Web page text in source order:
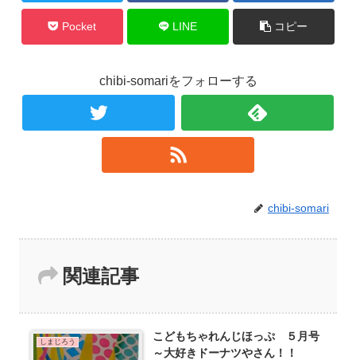
Pocket LINE コピー
chibi-somariをフォローする
chibi-somari
関連記事
しまじろう
こどもちゃれんじほっぷ ５月号
～大好きドーナツやさん！！